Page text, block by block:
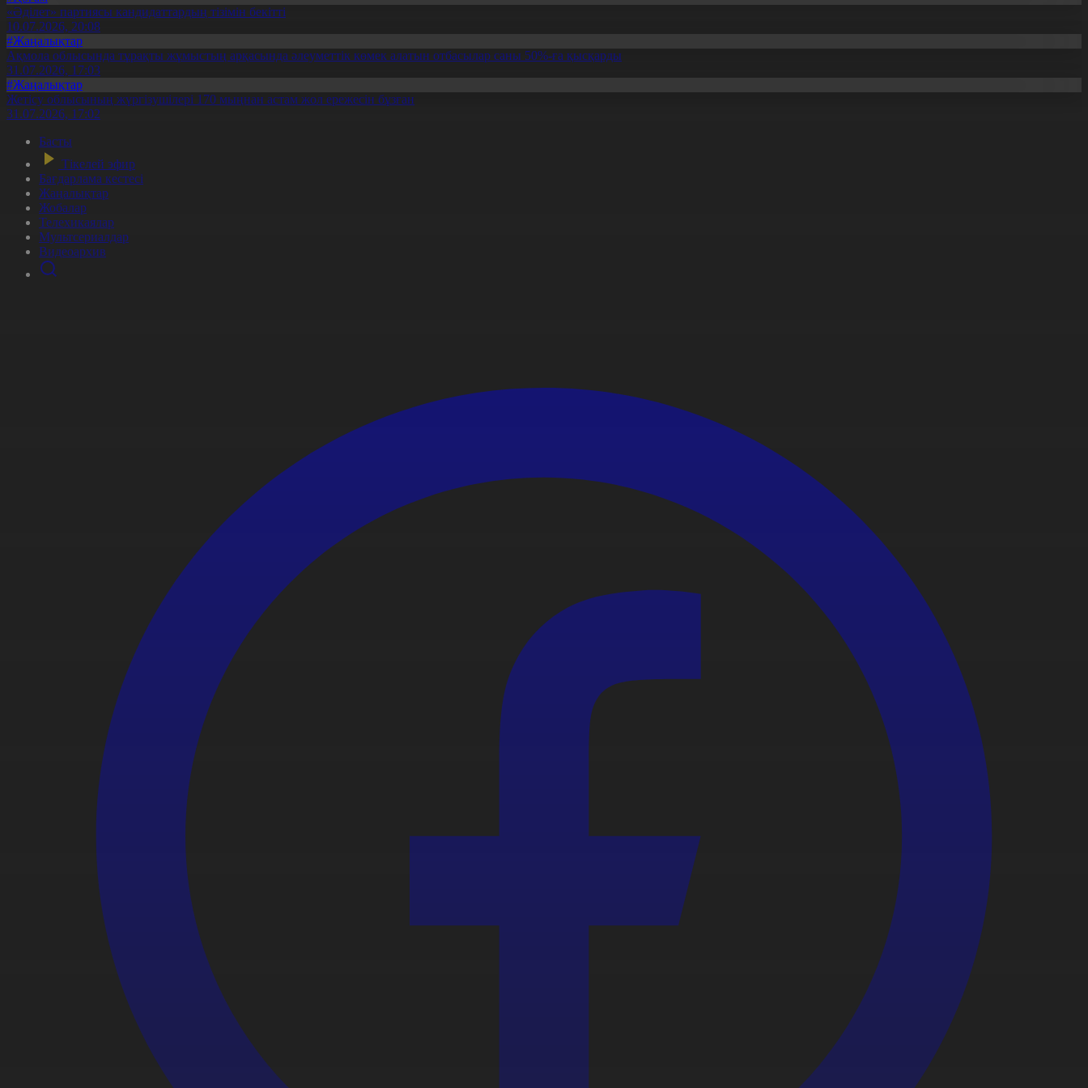
«Әділет» партиясы кандидаттардың тізімін бекітті
10.07.2026, 20:08
#Жаңалықтар
Ақмола облысында тұрақты жұмыстың арқасында әлеуметтік көмек алатын отбасылар саны 50%-ға қысқарды
31.07.2026, 17:03
#Жаңалықтар
Жетісу облысының жүргізушілері 170 мыңнан астам жол ережесін бұзған
31.07.2026, 17:02
Басты
Тікелей эфир
Бағдарлама кестесі
Жаңалықтар
Жобалар
Телехикаялар
Мультсериалдар
Видеоархив